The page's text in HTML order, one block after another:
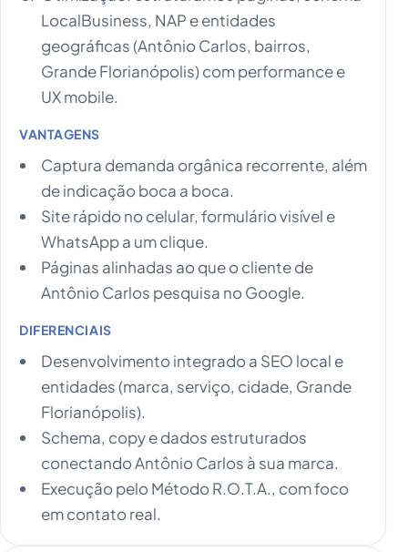
LocalBusiness, NAP e entidades
geográficas (Antônio Carlos, bairros,
Grande Florianópolis) com performance e
UX mobile.
VANTAGENS
Captura demanda orgânica recorrente, além
de indicação boca a boca.
Site rápido no celular, formulário visível e
WhatsApp a um clique.
Páginas alinhadas ao que o cliente de
Antônio Carlos pesquisa no Google.
DIFERENCIAIS
Desenvolvimento integrado a SEO local e
entidades (marca, serviço, cidade, Grande
Florianópolis).
Schema, copy e dados estruturados
conectando Antônio Carlos à sua marca.
Execução pelo Método R.O.T.A., com foco
em contato real.